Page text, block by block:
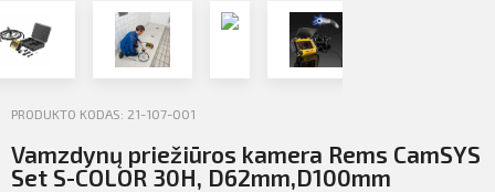
PRODUKTO KODAS: 21-107-001
Vamzdynų priežiūros kamera Rems CamSYS
Set S-COLOR 30H, D62mm,D100mm